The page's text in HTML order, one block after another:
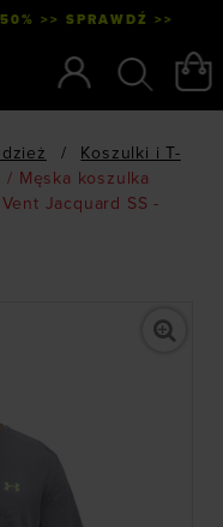
>> SPRAWDŹ >>
/
Koszulki i T-
/ Męska koszulka
Jacquard SS -